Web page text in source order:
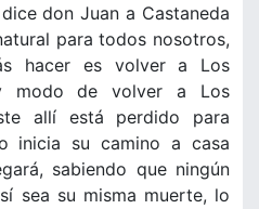
don Juan a Castaneda
para todos nosotros,
hacer es volver a Los
modo de volver a Los
allí está perdido para
inicia su camino a casa
sabiendo que ningún
sea su misma muerte, lo